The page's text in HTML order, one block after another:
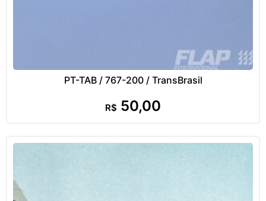
PT-TAB / 767-200 / TransBrasil
R$ 50,00